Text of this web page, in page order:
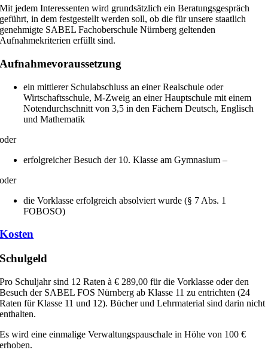
Mit jedem Interessenten wird grundsätzlich ein Beratungsgespräch
geführt, in dem festgestellt werden soll, ob die für unsere staatlich
genehmigte SABEL Fachoberschule Nürnberg geltenden
Aufnahmekriterien erfüllt sind.
Aufnahmevoraussetzung
ein mittlerer Schulabschluss an einer Realschule oder
Wirtschaftsschule, M-Zweig an einer Hauptschule mit einem
Notendurchschnitt von 3,5 in den Fächern Deutsch, Englisch
und Mathematik
oder
erfolgreicher Besuch der 10. Klasse am Gymnasium –
oder
die Vorklasse erfolgreich absolviert wurde (§ 7 Abs. 1
FOBOSO)
Kosten
Schulgeld
Pro Schuljahr sind 12 Raten à € 289,00 für die Vorklasse oder den
Besuch der SABEL FOS Nürnberg ab Klasse 11 zu entrichten (24
Raten für Klasse 11 und 12). Bücher und Lehrmaterial sind darin nicht
enthalten.
Es wird eine einmalige Verwaltungspauschale in Höhe von 100 €
erhoben.